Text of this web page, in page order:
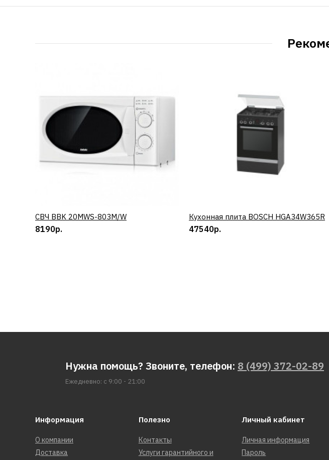
КУПИТЬ
СВЧ BBK 20MWS-803M/W
8190р.
КУПИТЬ
Кухонная плита BOSCH HGA34W365R
47540р.
Нужна помощь? Звоните, телефон: 8 (499) 372-02-89
Ежедневно: с 9:00 - 21:00
Информация
О компании
Доставка
Полезно
Контакты
Услуги гарантийного и
Личный кабинет
Личная информация
Пароль